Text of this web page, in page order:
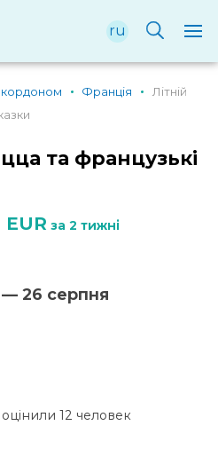
ru
кордоном Франція
Літній
та французькі
за 2 тижні
— 26 серпня
12 человек